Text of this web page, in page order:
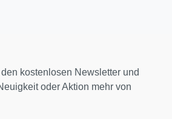
kostenlosen Newsletter und
oder Aktion mehr von